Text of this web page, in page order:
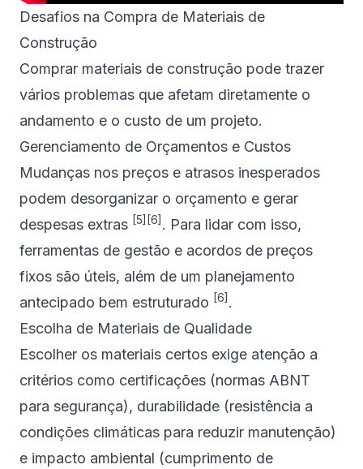
Desafios na Compra de Materiais de
Construção
Comprar materiais de construção pode trazer
vários problemas que afetam diretamente o
andamento e o custo de um projeto.
Gerenciamento de Orçamentos e Custos
Mudanças nos preços e atrasos inesperados
podem desorganizar o orçamento e gerar
despesas extras [5] [6] . Para lidar com isso,
ferramentas de gestão e acordos de preços
fixos são úteis, além de um planejamento
antecipado bem estruturado [6] .
Escolha de Materiais de Qualidade
Escolher os materiais certos exige atenção a
critérios como certificações (normas ABNT
para segurança), durabilidade (resistência a
condições climáticas para reduzir manutenção)
e impacto ambiental (cumprimento de